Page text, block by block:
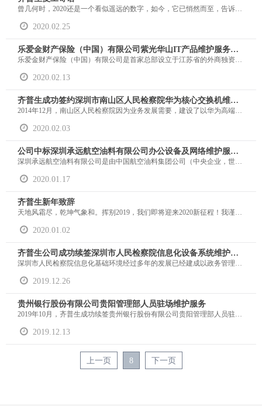
曾几何时，2020还是一个看似遥远的数字，如今，它已悄然而至，告诉你我，又是一个十年的开始。意想不到的是，我们以完全意想不到的形式迎来了新十年的开局，疫情袭来，给全国人民的健康安全和社会经济发展带来了严峻的考验，牵动着亿万国人的心。在这种困难的时局下，我们看到无数前线医护人员坚守在一线上与病毒做抗争。疫情就是命令，防控就是责任，齐普生竭尽所能，勇于担当，承担企业的使命，与大家共同做好疫情防护工作！
2020.02.25
乐爱金财产保险（中国）有限公司紫光华山IT产品维护服务项目
乐爱金财产保险（中国）有限公司是首家总部设立于江苏省的外商独资保险公司，2009年10 月，经中国保险监督管理委员会批准正式开业。主营企业财产保险财产损失保险、责任保险、信用保险等财产保险业务。
2020.02.13
齐普生成功签约深圳市南山区人民检察院华为核心交换机维护项目
2014年12月，南山区人民检察院因为业务发展需要，建设了以华为高端交换机为核心的办公网络，经过五年的稳定运行，各个系统及设备已经过了厂商质保期，需要一个可靠的集成商来继续提供维保服务，以确保在故障出现时能及时解决，保障业务的正常运行。
2020.02.03
公司中标深圳承远航空油料有限公司办公设备及网络维护服务项目
深圳承远航空油料有限公司是由中国航空油料集团公司（中央企业，世界500强第318位）、深圳市机场（集团）有限公司（深圳市直属企业）与英国石油公司（BP）（跨国企业，世界500强第4位）于1991年联合组建的行业内第一家中外合资企业。公司主要经营深圳机场的航空供油业务，是深圳国际机场唯 一的航油供应服务商。
2020.01.17
齐普生新年致辞
天地风霜尽，乾坤气象和。挥别2019，我们即将迎来2020新征程！我谨代表公司经营班子感谢过去一年为齐普生事业辛勤奋斗的全体同仁们！向全体员工及家属致以诚挚的问候、新春的祝福！
2020.01.02
齐普生公司成功续签深圳市人民检察院信息化设备系统维护项目
深圳市人民检察院信息化基础环境经过多年的发展已经建成以政务管理系统和检务管理系统为主的各项应用系统平台，包括环境、网络系统、网络安全系统、网络操作系统、数据库及相关中间剪为支撑的各种支撑系统
2019.12.26
贵州银行股份有限公司贵阳管理部人员驻场维护服务
2019年10月，齐普生成功续签贵州银行股份有限公司贵阳管理部人员驻场维护服务。贵阳管理部为贵州银行股份有限公司的总行营业部。贵州银行股份有限公司是以遵义市商业银行、六盘水市商业银行、安顺市商业银行为基础合并重组设立的省级地方法人金融机构，是贵州省委、省政府直接领导下的国有大型企业。
2019.12.13
上一页 8 下一页